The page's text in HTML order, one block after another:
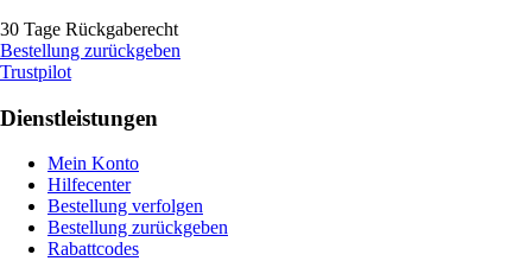
30 Tage Rückgaberecht
Bestellung zurückgeben
Trustpilot
Dienstleistungen
Mein Konto
Hilfecenter
Bestellung verfolgen
Bestellung zurückgeben
Rabattcodes